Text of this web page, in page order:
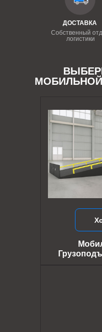
ДОСТАВКА
Собственный
логистики